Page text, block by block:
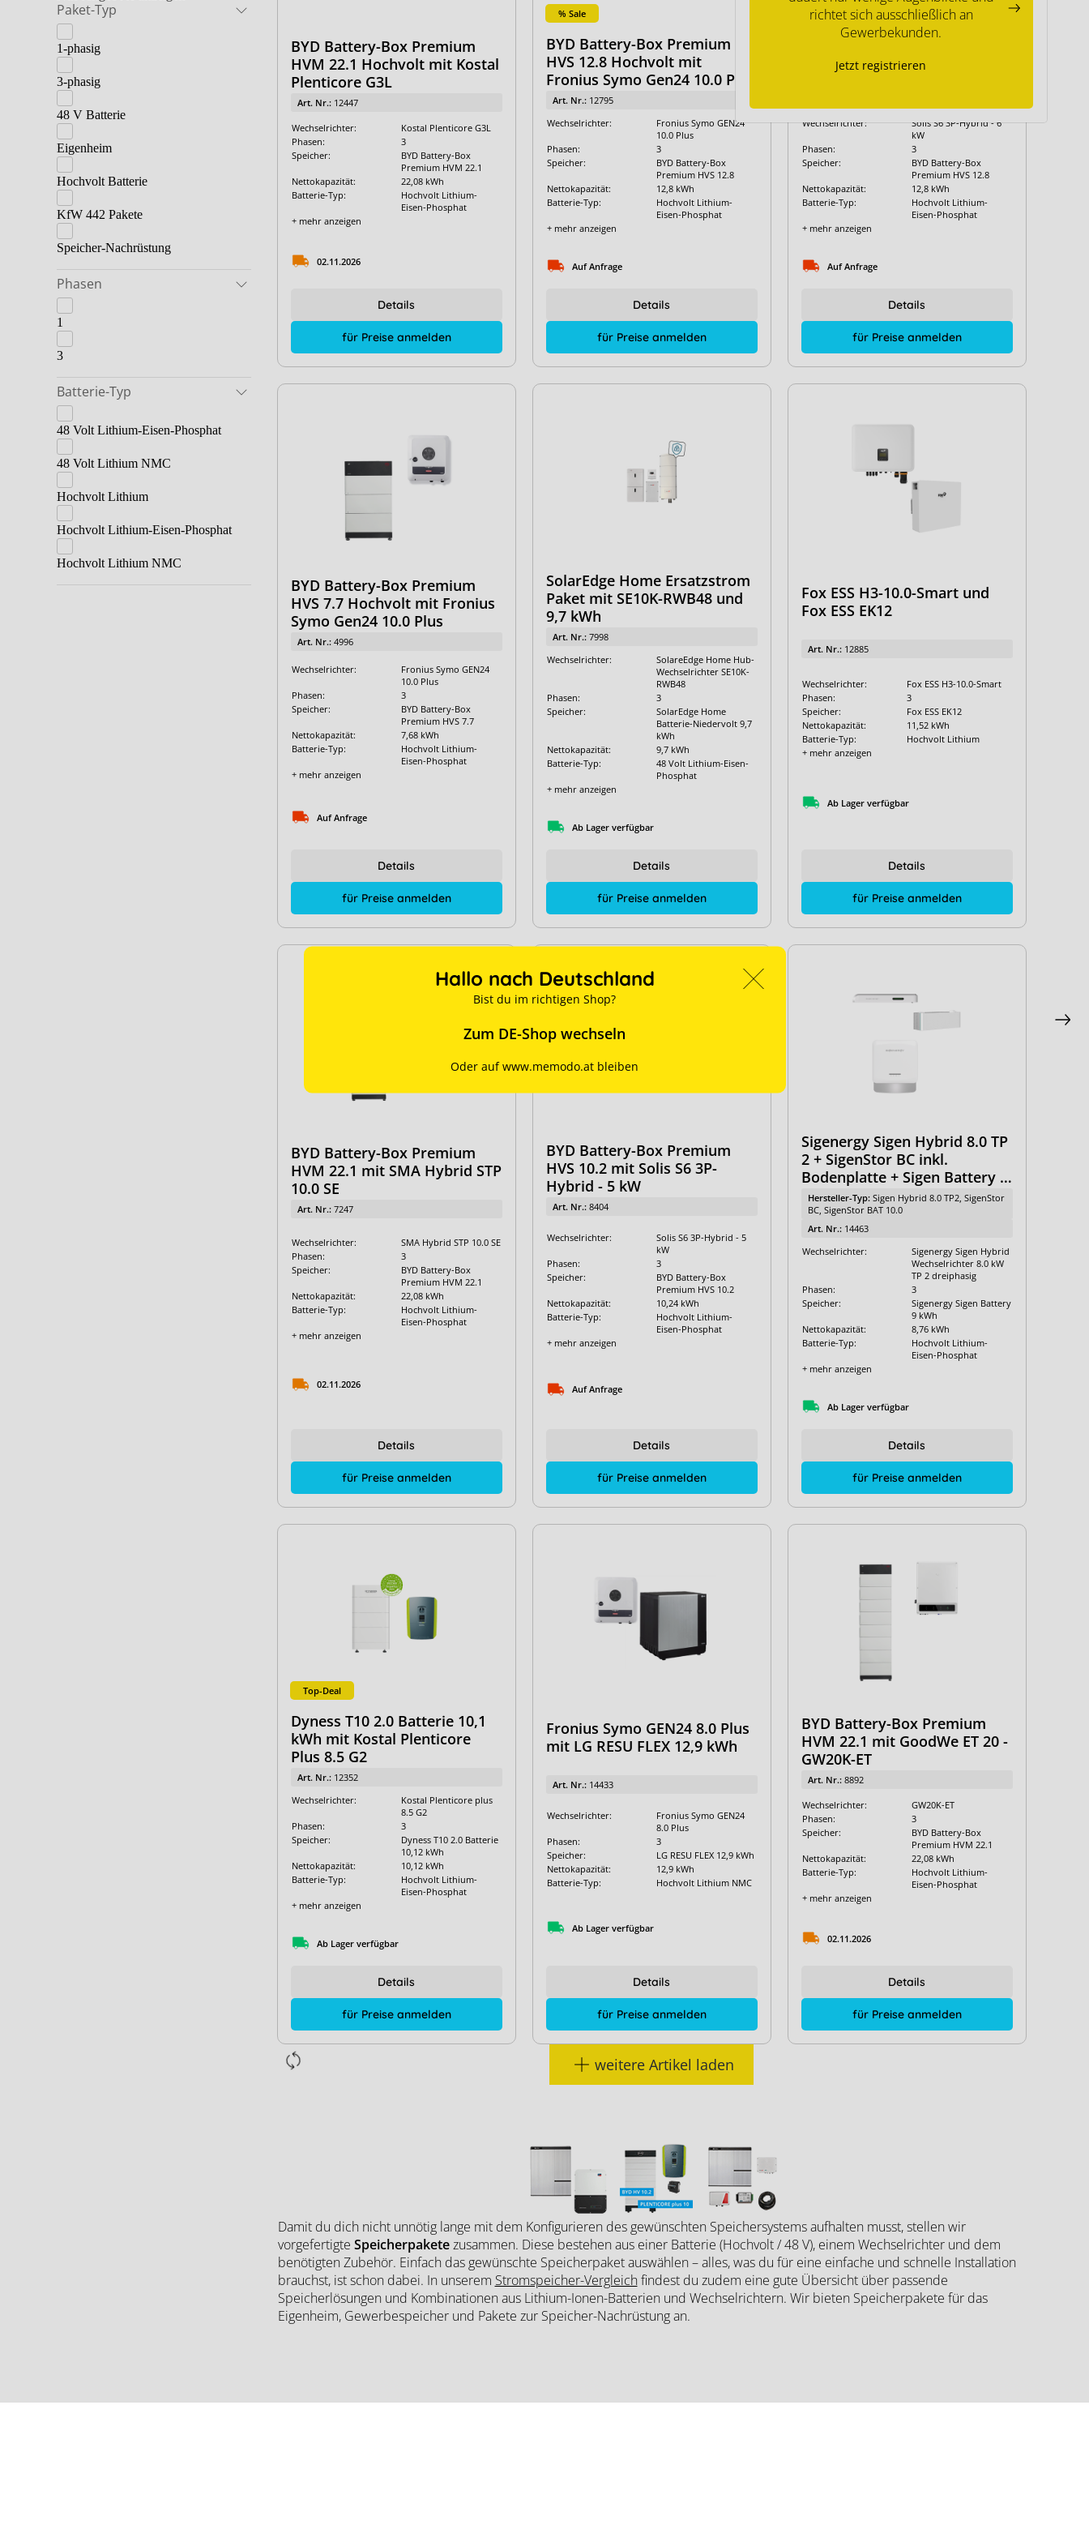
richtet sich ausschließlich an
Gewerbekunden.
Jetzt registrieren
Paket-Typ
1-phasig
3-phasig
48 V Batterie
Eigenheim
Hochvolt Batterie
KfW 442 Pakete
Speicher-Nachrüstung
Phasen
1
3
Batterie-Typ
48 Volt Lithium-Eisen-Phosphat
48 Volt Lithium NMC
Hochvolt Lithium
Hochvolt Lithium-Eisen-Phosphat
Hochvolt Lithium NMC
BYD Battery-Box Premium
HVM 22.1 Hochvolt mit Kostal
Plenticore G3L
Art. Nr.: 12447
Wechselrichter:
Kostal Plenticore G3L
Phasen:
3
Speicher:
BYD Battery-Box
Premium HVM 22.1
Nettokapazität:
22,08 kWh
Batterie-Typ:
Hochvolt Lithium-
Eisen-Phosphat
+ mehr anzeigen
02.11.2026
für Preise anmelden
Details
% Sale
BYD Battery-Box Premium
HVS 12.8 Hochvolt mit
Fronius Symo Gen24 10.0 Plus
Art. Nr.: 12795
Wechselrichter:
Fronius Symo GEN24
10.0 Plus
Phasen:
3
Speicher:
BYD Battery-Box
Premium HVS 12.8
Nettokapazität:
12,8 kWh
Batterie-Typ:
Hochvolt Lithium-
Eisen-Phosphat
+ mehr anzeigen
Auf Anfrage
für Preise anmelden
Details
BYD Battery-Box Premium
HVS 12.8 mit Solis S6 3P-
Wechselrichter:
Solis S6 3P-Hybrid - 6
kW
Phasen:
3
Speicher:
BYD Battery-Box
Premium HVS 12.8
Nettokapazität:
12,8 kWh
Batterie-Typ:
Hochvolt Lithium-
Eisen-Phosphat
+ mehr anzeigen
Auf Anfrage
für Preise anmelden
Details
BYD Battery-Box Premium
HVS 7.7 Hochvolt mit Fronius
Symo Gen24 10.0 Plus
Art. Nr.: 4996
Wechselrichter:
Fronius Symo GEN24
10.0 Plus
Phasen:
3
Speicher:
BYD Battery-Box
Premium HVS 7.7
Nettokapazität:
7,68 kWh
Batterie-Typ:
Hochvolt Lithium-
Eisen-Phosphat
+ mehr anzeigen
Auf Anfrage
für Preise anmelden
Details
SolarEdge Home Ersatzstrom
Paket mit SE10K-RWB48 und
9,7 kWh
Art. Nr.: 7998
Wechselrichter:
SolareEdge Home Hub-
Wechselrichter SE10K-
RWB48
Phasen:
3
Speicher:
SolarEdge Home
Batterie-Niedervolt 9,7
kWh
Nettokapazität:
9,7 kWh
Batterie-Typ:
48 Volt Lithium-Eisen-
Phosphat
+ mehr anzeigen
Ab Lager verfügbar
für Preise anmelden
Details
Fox ESS H3-10.0-Smart und
Fox ESS EK12
Art. Nr.: 12885
Wechselrichter:
Fox ESS H3-10.0-Smart
Phasen:
3
Speicher:
Fox ESS EK12
Nettokapazität:
11,52 kWh
Batterie-Typ:
Hochvolt Lithium
+ mehr anzeigen
Ab Lager verfügbar
für Preise anmelden
Details
BYD Battery-Box Premium
HVM 22.1 mit SMA Hybrid STP
10.0 SE
Art. Nr.: 7247
Wechselrichter:
SMA Hybrid STP 10.0 SE
Phasen:
3
Speicher:
BYD Battery-Box
Premium HVM 22.1
Nettokapazität:
22,08 kWh
Batterie-Typ:
Hochvolt Lithium-
Eisen-Phosphat
+ mehr anzeigen
02.11.2026
für Preise anmelden
Details
BYD Battery-Box Premium
HVS 10.2 mit Solis S6 3P-
Hybrid - 5 kW
Art. Nr.: 8404
Wechselrichter:
Solis S6 3P-Hybrid - 5
kW
Phasen:
3
Speicher:
BYD Battery-Box
Premium HVS 10.2
Nettokapazität:
10,24 kWh
Batterie-Typ:
Hochvolt Lithium-
Eisen-Phosphat
+ mehr anzeigen
Auf Anfrage
für Preise anmelden
Details
Sigenergy Sigen Hybrid 8.0 TP
2 + SigenStor BC inkl.
Bodenplatte + Sigen Battery 9
kWh - Paket 8/10
Hersteller-Typ: Sigen Hybrid 8.0 TP2, SigenStor
BC, SigenStor BAT 10.0
Art. Nr.: 14463
Wechselrichter:
Sigenergy Sigen Hybrid
Wechselrichter 8.0 kW
TP 2 dreiphasig
Phasen:
3
Speicher:
Sigenergy Sigen Battery
9 kWh
Nettokapazität:
8,76 kWh
Batterie-Typ:
Hochvolt Lithium-
Eisen-Phosphat
+ mehr anzeigen
Ab Lager verfügbar
für Preise anmelden
Details
Top-Deal
Dyness T10 2.0 Batterie 10,1
kWh mit Kostal Plenticore
Plus 8.5 G2
Art. Nr.: 12352
Wechselrichter:
Kostal Plenticore plus
8.5 G2
Phasen:
3
Speicher:
Dyness T10 2.0 Batterie
10,12 kWh
Nettokapazität:
10,12 kWh
Batterie-Typ:
Hochvolt Lithium-
Eisen-Phosphat
+ mehr anzeigen
Ab Lager verfügbar
für Preise anmelden
Details
Fronius Symo GEN24 8.0 Plus
mit LG RESU FLEX 12,9 kWh
Art. Nr.: 14433
Wechselrichter:
Fronius Symo GEN24
8.0 Plus
Phasen:
3
Speicher:
LG RESU FLEX 12,9 kWh
Nettokapazität:
12,9 kWh
Batterie-Typ:
Hochvolt Lithium NMC
Ab Lager verfügbar
für Preise anmelden
Details
BYD Battery-Box Premium
HVM 22.1 mit GoodWe ET 20 -
GW20K-ET
Art. Nr.: 8892
Wechselrichter:
GW20K-ET
Phasen:
3
Speicher:
BYD Battery-Box
Premium HVM 22.1
Nettokapazität:
22,08 kWh
Batterie-Typ:
Hochvolt Lithium-
Eisen-Phosphat
+ mehr anzeigen
02.11.2026
für Preise anmelden
Details
weitere Artikel laden
Damit du dich nicht unnötig lange mit dem Konfigurieren des gewünschten Speichersystems aufhalten musst, stellen wir
vorgefertigte Speicherpaketezusammen. Diese bestehen aus einer Batterie (Hochvolt / 48 V), einem Wechselrichter und dem
benötigten Zubehör. Einfach das gewünschte Speicherpaket auswählen – alles, was du für eine einfache und schnelle Installation
brauchst, ist schon dabei. In unserem Stromspeicher-Vergleichfindest du zudem eine gute Übersicht über passende
Speicherlösungen und Kombinationen aus Lithium-Ionen-Batterien und Wechselrichtern. Wir bieten Speicherpakete für das
Eigenheim, Gewerbespeicher und Pakete zur Speicher-Nachrüstung an.
Hallo nach Deutschland
Bist du im richtigen Shop?
Zum DE-Shop wechseln
Oder auf www.memodo.at bleiben